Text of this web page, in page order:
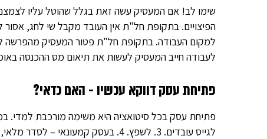
שימו לב! אם המעסיק עשה זאת בגלל שהוטל עליו
הפיצויים. בתקופת חל"ת אין העובד מקבל שי לחג,
למקום העבודה. בתקופת חל"ת פטור המעסיק מהפרשה
לעבודה חייב המעסיק לעשות את תיאום מס ההכנסה
פתיחת עסק דווקא עכשיו - האם כדאי?
לגייס עובדים. 3. לשפץ. 4. בעסק קמעונאי – לסדר מלאי, לסדר את כל ענייני התשלום, כמו